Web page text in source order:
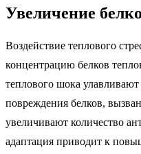
Увеличение
Воздействие теплового
концентрацию белков
теплового шока
повреждения белков,
увеличивают количество
адаптация приводит к